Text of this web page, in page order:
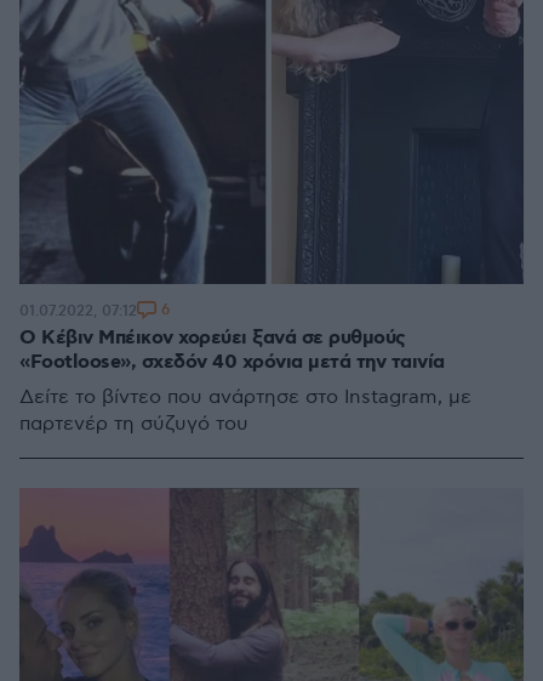
Ο Κέβιν Μπέικον χορεύει ξανά σε ρυθμούς
«Footloose», σχεδόν 40 χρόνια μετά την ταινία
Δείτε το βίντεο που ανάρτησε στο Instagram, με
παρτενέρ τη σύζυγό του
01.07.2022, 07:12 6